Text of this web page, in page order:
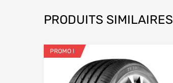
PRODUITS SIMILAIRES
PROMO !